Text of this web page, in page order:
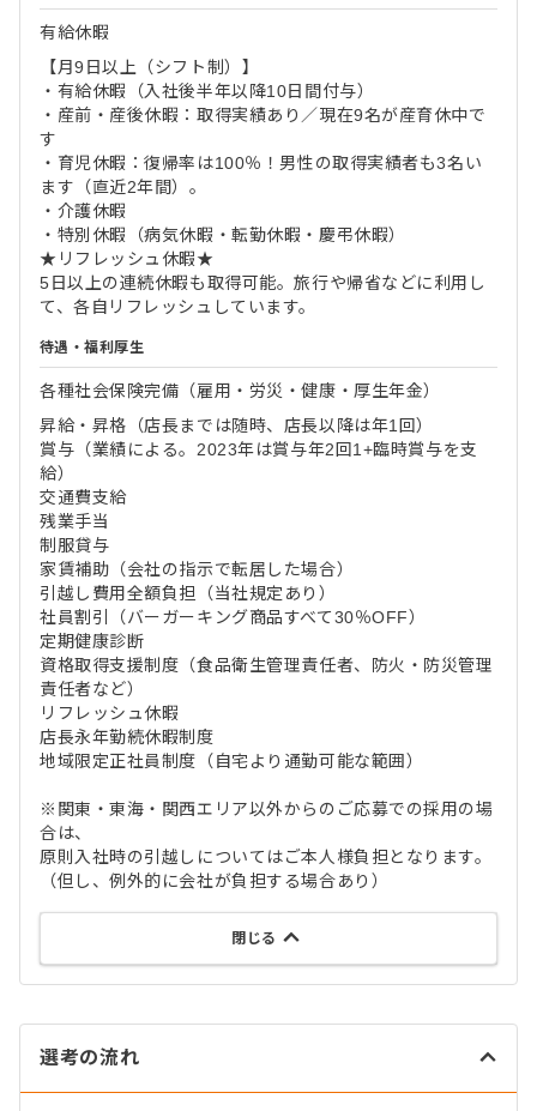
有給休暇
【月9日以上（シフト制）】
・有給休暇（入社後半年以降10日間付与）
・産前・産後休暇：取得実績あり／現在9名が産育休中で
す
・育児休暇：復帰率は100％！男性の取得実績者も3名い
ます（直近2年間）。
・介護休暇
・特別休暇（病気休暇・転勤休暇・慶弔休暇）
★リフレッシュ休暇★
5日以上の連続休暇も取得可能。旅行や帰省などに利用し
て、各自リフレッシュしています。
待遇・福利厚生
各種社会保険完備（雇用・労災・健康・厚生年金）
昇給・昇格（店長までは随時、店長以降は年1回）
賞与（業績による。2023年は賞与年2回1+臨時賞与を支
給）
交通費支給
残業手当
制服貸与
家賃補助（会社の指示で転居した場合）
引越し費用全額負担（当社規定あり）
社員割引（バーガーキング商品すべて30％OFF）
定期健康診断
資格取得支援制度（食品衛生管理責任者、防火・防災管理
責任者など）
リフレッシュ休暇
店長永年勤続休暇制度
地域限定正社員制度（自宅より通勤可能な範囲）
※関東・東海・関西エリア以外からのご応募での採用の場
合は、
原則入社時の引越しについてはご本人様負担となります。
（但し、例外的に会社が負担する場合あり）
閉じる
選考の流れ